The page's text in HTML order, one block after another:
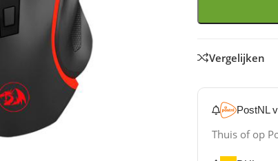
Vergelijken
PostNL
Thuis of op